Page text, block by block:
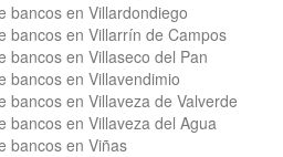
bancos en Villardondiego
bancos en Villarrín de Campos
bancos en Villaseco del Pan
bancos en Villavendimio
bancos en Villaveza de Valverde
bancos en Villaveza del Agua
bancos en Viñas